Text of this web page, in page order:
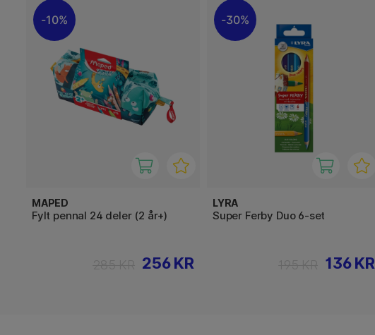
10%
MAPED
Fylt pennal 24 deler (2 år+)
256 KR
30%
LYRA
Super Ferby Duo 6-set
136 KR